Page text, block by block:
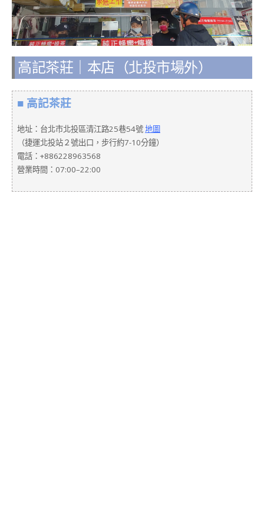
高記茶莊｜本店（北投市場外）
■ 高記茶莊
地址：台北市北投區清江路25巷54號地圖
（捷運北投站２號出口，步行約7-10分鐘）
電話：+886228963568
營業時間：07:00–22:00